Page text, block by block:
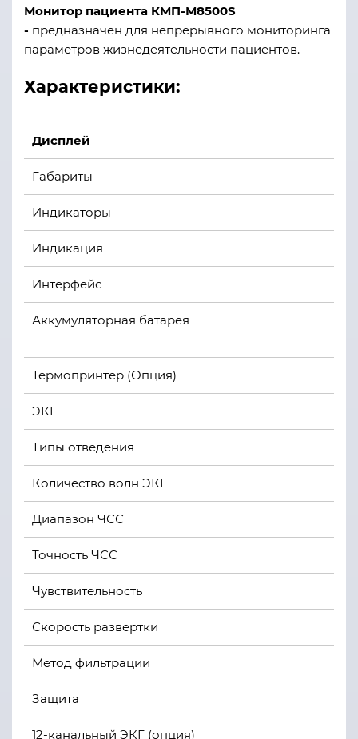
Монитор пациента КМП-М8500S
- предназначен для непрерывного мониторинга
параметров жизнедеятельности пациентов.
Характеристики:
Дисплей
Габариты
Индикаторы
Индикация
Интерфейс
Аккумуляторная батарея
Термопринтер (Опция)
ЭКГ
Типы отведения
Количество волн ЭКГ
Диапазон ЧСС
Точность ЧСС
Чувствительность
Скорость развертки
Метод фильтрации
Защита
12-канальный ЭКГ (опция)